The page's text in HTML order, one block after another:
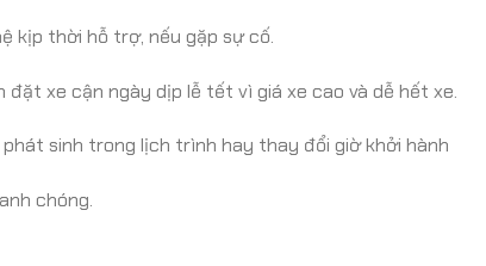
kịp thời hỗ trợ, nếu gặp sự cố.
xe cận ngày dịp lễ tết vì giá xe cao và dễ hết xe.
sinh trong lịch trình hay thay đổi giờ khởi hành
chóng.